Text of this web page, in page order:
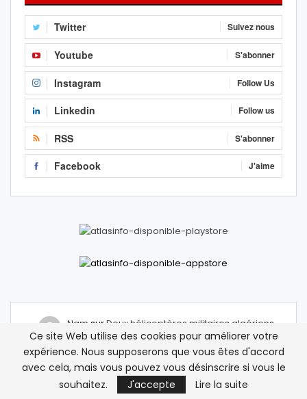
Twitter Suivez nous
Youtube S'abonner
Instagram Follow Us
Linkedin Follow us
RSS S'abonner
Facebook J'aime
Nam surDeux hélicoptères militaires algériens
survolent la ville frontalière de Figuig
12 avril 2026
Mais comment on peut accepter qu’un hélicoptère
d’une armée étrangère traverse notre frontière ?
Ce site Web utilise des cookies pour améliorer votre
expérience. Nous supposerons que vous êtes d'accord
avec cela, mais vous pouvez vous désinscrire si vous le
souhaitez.
J'accepte Lire la suite